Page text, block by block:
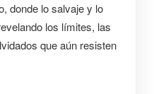
donde lo salvaje y lo
los límites, las
que aún resisten